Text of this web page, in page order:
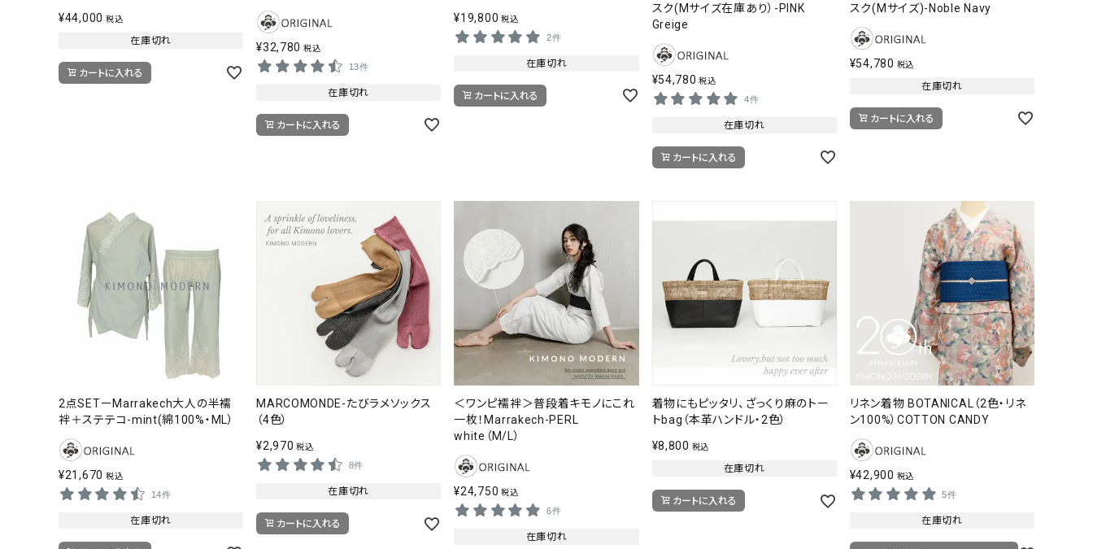
¥44,000 税込
在庫切れ
カートに入れる
¥32,780 税込
13件
在庫切れ
カートに入れる
¥19,800 税込
2件
在庫切れ
カートに入れる
スク(Mサイズ在庫あり）-PINK
Greige
¥54,780 税込
4件
在庫切れ
カートに入れる
スク(Mサイズ)-Noble Navy
¥54,780 税込
在庫切れ
カートに入れる
2点SETーMarrakech大人の半襦
袢＋ステテコ-mint(綿100%・ML）
¥21,670 税込
14件
在庫切れ
MARCOMONDE-たびラメソックス
（4色）
¥2,970 税込
8件
在庫切れ
カートに入れる
＜ワンピ襦袢＞普段着キモノにこれ
一枚！Marrakech-PERL
white（M/L）
¥24,750 税込
6件
在庫切れ
着物にもピッタリ、ざっくり麻のトー
トbag（本革ハンドル・2色）
¥8,800 税込
在庫切れ
カートに入れる
リネン着物 BOTANICAL（2色・リネ
ン100%）COTTON CANDY
¥42,900 税込
5件
在庫切れ